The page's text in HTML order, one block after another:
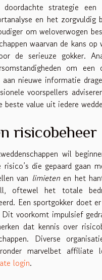
doordachte strategie
en het
om weloverwogen
waarvan de kans
de serieuze gokker.
om
nieuwe informatie
voorspellers
value uit iedere
risicobeheer
wil
die gepaard gaan
van limietenen het
oftewel het totale
Een sportgokker doet
voorkomt impulsief
dat kennis over
Diverse
marvelbet
login.